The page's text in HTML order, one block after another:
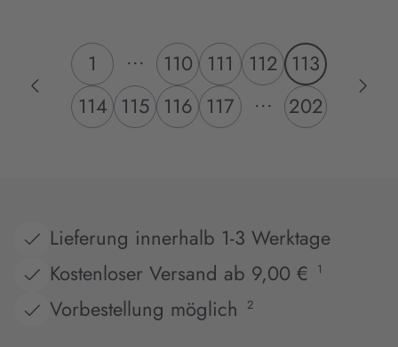
1 ... 110 111 112 113
114 115 116 117 ... 202
Lieferung innerhalb 1-3 Werktage
Kostenloser Versand ab 9,00 €
1
Vorbestellung möglich 2